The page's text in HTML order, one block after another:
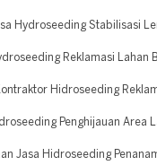
Hydroseeding Stabilisasi
Reklamasi Lahan
Hidroseeding
Penghijauan Area
Jasa Hidroseeding